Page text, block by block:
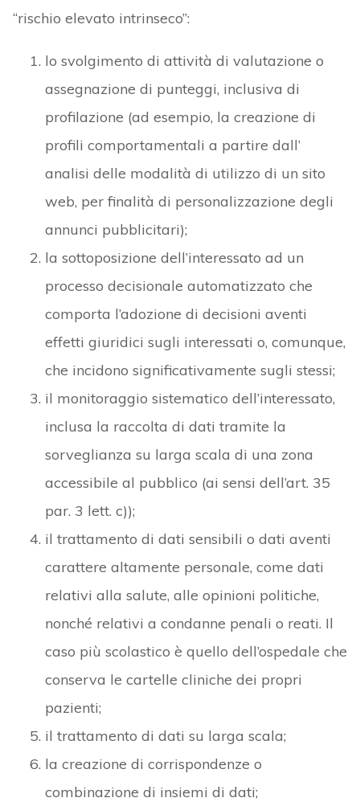
“rischio elevato intrinseco”:
lo svolgimento di attività di valutazione o
assegnazione di punteggi, inclusiva di
profilazione (ad esempio, la creazione di
profili comportamentali a partire dall’
analisi delle modalità di utilizzo di un sito
web, per finalità di personalizzazione degli
annunci pubblicitari);
la sottoposizione dell’interessato ad un
processo decisionale automatizzato che
comporta l’adozione di decisioni aventi
effetti giuridici sugli interessati o, comunque,
che incidono significativamente sugli stessi;
il monitoraggio sistematico dell’interessato,
inclusa la raccolta di dati tramite la
sorveglianza su larga scala di una zona
accessibile al pubblico (ai sensi dell’art. 35
par. 3 lett. c));
il trattamento di dati sensibili o dati aventi
carattere altamente personale, come dati
relativi alla salute, alle opinioni politiche,
nonché relativi a condanne penali o reati. Il
caso più scolastico è quello dell’ospedale che
conserva le cartelle cliniche dei propri
pazienti;
il trattamento di dati su larga scala;
la creazione di corrispondenze o
combinazione di insiemi di dati;